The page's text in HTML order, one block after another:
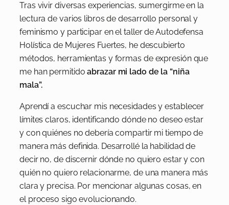
Tras vivir diversas experiencias, sumergirme en la
lectura de varios libros de desarrollo personal y
feminismo y participar en el taller de Autodefensa
Holística de Mujeres Fuertes, he descubierto
métodos, herramientas y formas de expresión que
me han permitidoabrazar mi lado de la “niña
mala”.
Aprendí a escuchar mis necesidades y establecer
límites claros, identificando dónde no deseo estar
y con quiénes no debería compartir mi tiempo de
manera más definida. Desarrollé la habilidad de
decir no, de discernir dónde no quiero estar y con
quién no quiero relacionarme, de una manera más
clara y precisa. Por mencionar algunas cosas, en
el proceso sigo evolucionando.